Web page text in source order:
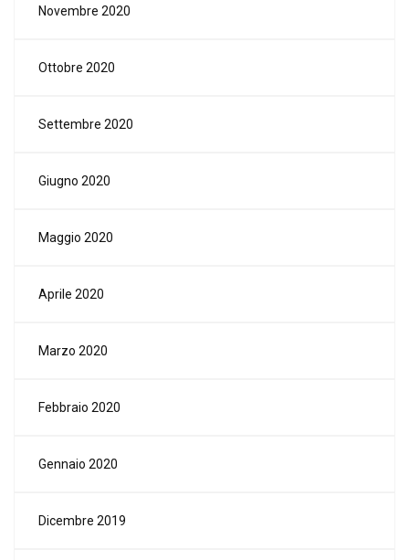
Novembre 2020
Ottobre 2020
Settembre 2020
Giugno 2020
Maggio 2020
Aprile 2020
Marzo 2020
Febbraio 2020
Gennaio 2020
Dicembre 2019